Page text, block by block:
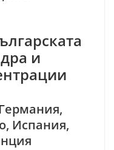
и
Испания,